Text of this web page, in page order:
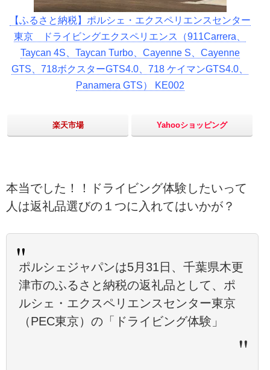
【ふるさと納税】ポルシェ・エクスペリエンスセンター
東京 ドライビングエクスペリエンス（911Carrera、
Taycan 4S、Taycan Turbo、Cayenne S、Cayenne
GTS、718ボクスターGTS4.0、718 ケイマンGTS4.0、
Panamera GTS） KE002
楽天市場 Yahooショッピング
本当でした！！ドライビング体験したいって
人は返礼品選びの１つに入れてはいかが？
ポルシェジャパンは5月31日、千葉県木更
津市のふるさと納税の返礼品として、ポ
ルシェ・エクスペリエンスセンター東京
（PEC東京）の「ドライビング体験」